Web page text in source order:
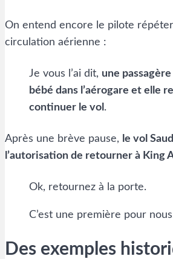
On entend encore le pilote
circulation aérienne :
Je vous l’ai dit, une
bébé dans l’aérogare et elle
continuer le vol .
Après une brève pause, le vol
l’autorisation de retourner à King
Ok, retournez à la porte.
C’est une première pour
Des exemples